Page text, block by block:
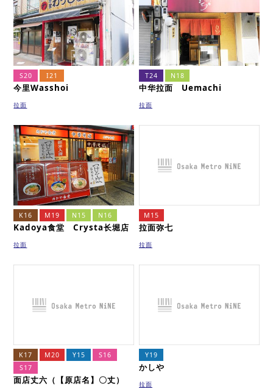
S20 I21
今里Wasshoi
拉面
T24 N18
中华拉面 Uemachi
拉面
K16 M19 N15 N16
Kadoya食堂 Crysta长堀店
拉面
M15
拉面弥七
拉面
K17 M20 Y15
S16
S17
面店丈六（【原店名】〇丈）
Y19
かしや
拉面